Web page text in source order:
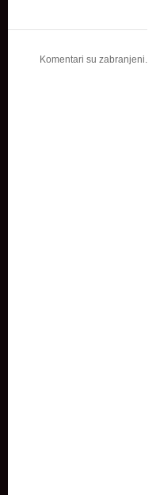
Komentari su zabranjeni.